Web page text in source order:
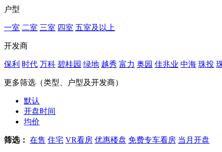
户型
一室 二室 三室 四室 五室及以上
开发商
保利 时代 万科 碧桂园 绿地 越秀 富力 奥园 佳兆业 中海 珠投
更多筛选（类型、户型及开发商）
默认
开盘时间
均价
筛选： 在售 住宅 VR看房 优惠楼盘 免费专车看房 当月开盘